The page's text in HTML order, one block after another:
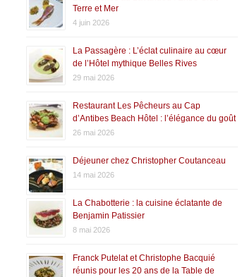
Terre et Mer
4 juin 2026
La Passagère : L’éclat culinaire au cœur
de l’Hôtel mythique Belles Rives
29 mai 2026
Restaurant Les Pêcheurs au Cap
d’Antibes Beach Hôtel : l’élégance du goût
26 mai 2026
Déjeuner chez Christopher Coutanceau
14 mai 2026
La Chabotterie : la cuisine éclatante de
Benjamin Patissier
8 mai 2026
Franck Putelat et Christophe Bacquié
réunis pour les 20 ans de la Table de